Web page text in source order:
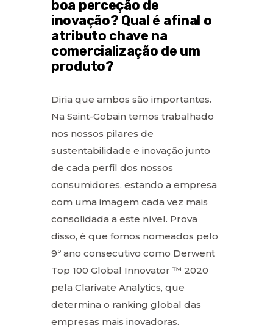
boa perceção de
inovação? Qual é afinal o
atributo chave na
comercialização de um
produto?
Diria que ambos são importantes.
Na Saint-Gobain temos trabalhado
nos nossos pilares de
sustentabilidade e inovação junto
de cada perfil dos nossos
consumidores, estando a empresa
com uma imagem cada vez mais
consolidada a este nível. Prova
disso, é que fomos nomeados pelo
9º ano consecutivo como Derwent
Top 100 Global Innovator ™ 2020
pela Clarivate Analytics, que
determina o ranking global das
empresas mais inovadoras.